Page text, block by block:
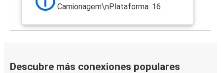
Camionagem\nPlataforma: 16
Descubre más conexiones populares